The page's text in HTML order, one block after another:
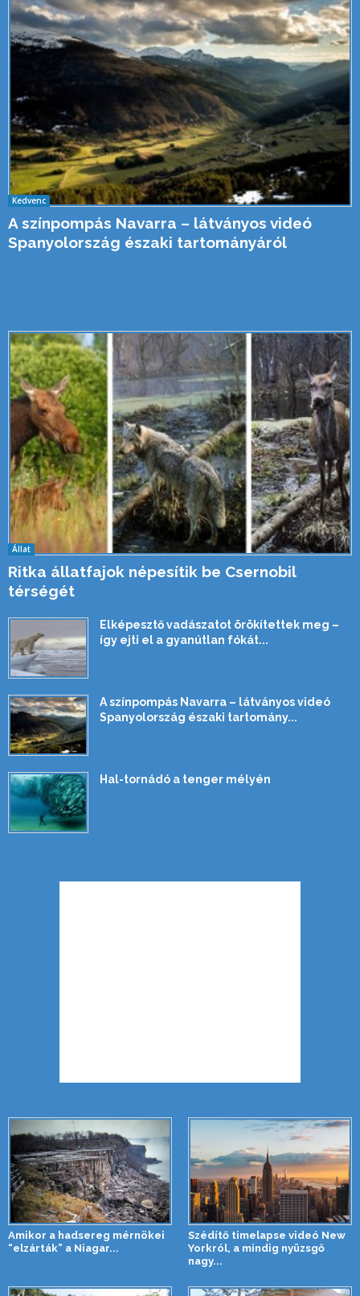
Kedvenc
A színpompás Navarra – látványos videó
Spanyolország északi tartományáról
Állat
Ritka állatfajok népesítik be Csernobil
térségét
Elképesztő vadászatot örökítettek meg –
így ejti el a gyanútlan fókát...
A színpompás Navarra – látványos videó
Spanyolország északi tartomány...
Hal-tornádó a tenger mélyén
Amikor a hadsereg mérnökei
“elzárták” a Niagar...
Szédítő timelapse videó New
Yorkról, a mindig nyüzsgő
nagy...